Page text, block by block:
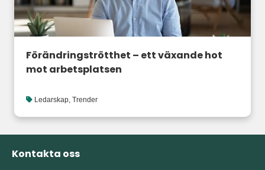
Förändringströtthet – ett växande hot
mot arbetsplatsen
Ledarskap, Trender
Kontakta oss